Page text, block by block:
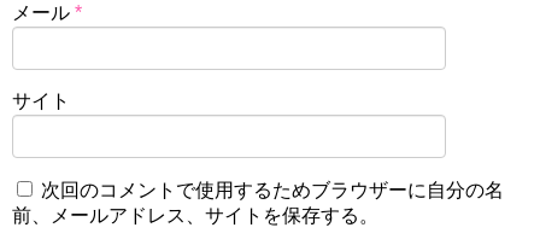
メール *
サイト
次回のコメントで使用するためブラウザーに自分の名
前、メールアドレス、サイトを保存する。